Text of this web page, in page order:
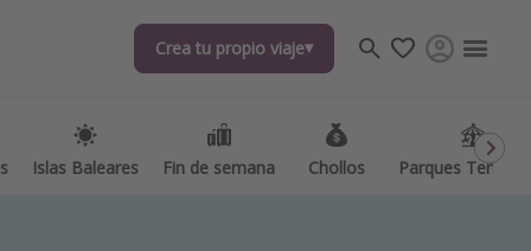
Crea tu propio viaje
Islas Baleares Fin de semana Chollos Parques
Crea tu propio viaje
Islas Baleares Fin de semana Chollos Parques